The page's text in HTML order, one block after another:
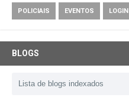
POLICIAIS EVENTOS LOGIN
BLOGS